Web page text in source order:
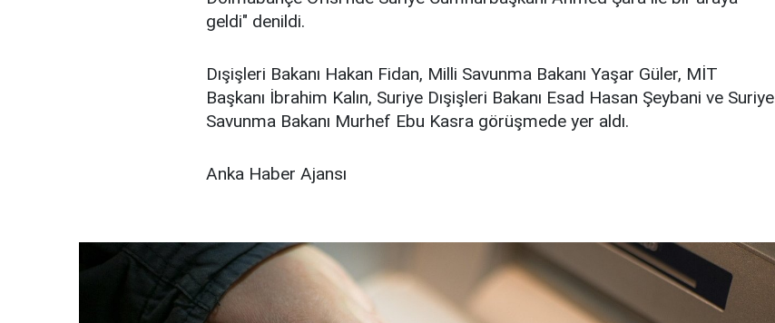
geldi" denildi.
Dışişleri Bakanı Hakan Fidan, Milli Savunma Bakanı Yaşar Güler, MİT
Başkanı İbrahim Kalın, Suriye Dışişleri Bakanı Esad Hasan Şeybani ve Suriye
Savunma Bakanı Murhef Ebu Kasra görüşmede yer aldı.
Anka Haber Ajansı